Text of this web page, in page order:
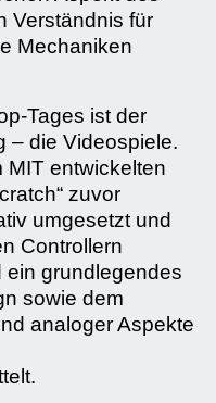
Verständnis für
Mechaniken
Tages ist der
– die Videospiele.
MIT entwickelten
zuvor
umgesetzt und
Controllern
ein grundlegendes
sowie dem
analoger Aspekte